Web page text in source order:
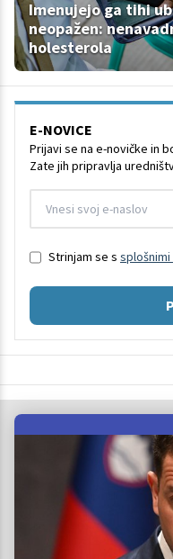
Imenujejo ga tihi
neopažen:
holesterola
E-NOVICE
Prijavi se na e-novičke in
Zate jih pripravlja
Strinjam se s